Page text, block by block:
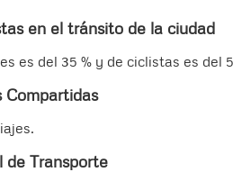
en el tránsito de la ciudad
es del 35 % y de ciclistas es del
Compartidas
de Transporte